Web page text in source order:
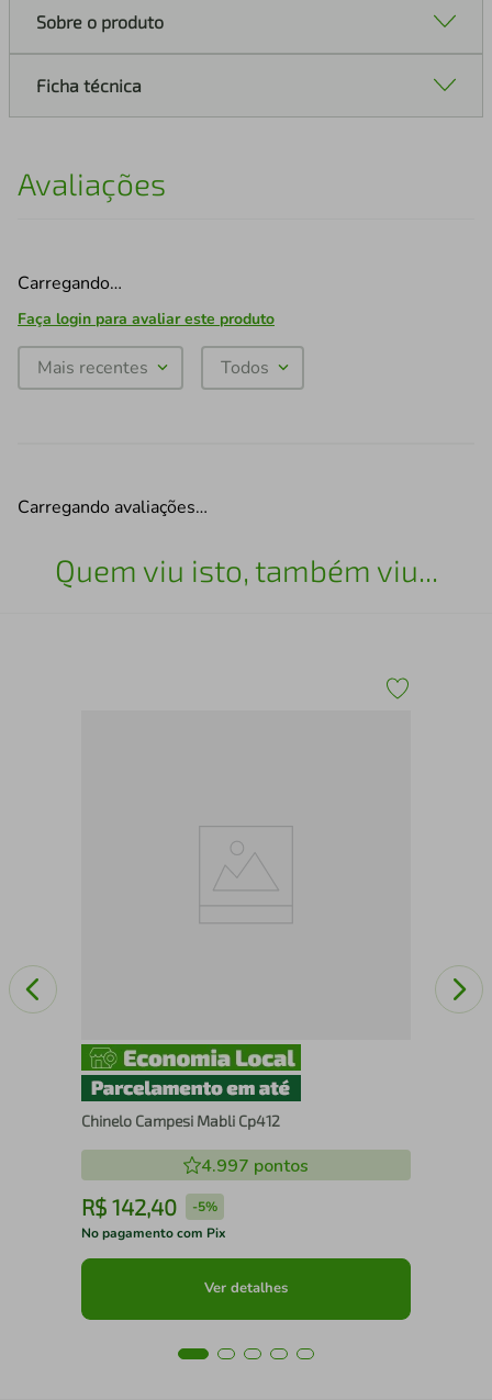
Sobre o produto
Ficha técnica
Avaliações
Carregando…
Faça login para avaliar este produto
Mais recentes Todos
Carregando avaliações…
Quem viu isto, também viu...
Chinelo Campesi Mabli Cp412
4.997 pontos
R$ 142,40 -5%
No pagamento com Pix
Ver detalhes